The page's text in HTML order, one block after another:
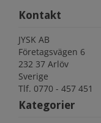
Kontakt
JYSK AB
Företagsvägen 6
232 37 Arlöv
Sverige
Tlf. 0770 - 457 451
Kategorier